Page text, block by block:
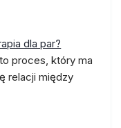
dla par?
proces, który ma
relacji między